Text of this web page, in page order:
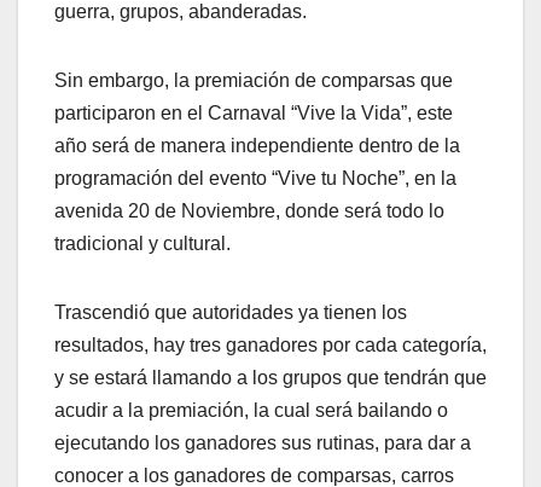
guerra, grupos, abanderadas.
Sin embargo, la premiación de comparsas que
participaron en el Carnaval “Vive la Vida”, este
año será de manera independiente dentro de la
programación del evento “Vive tu Noche”, en la
avenida 20 de Noviembre, donde será todo lo
tradicional y cultural.
Trascendió que autoridades ya tienen los
resultados, hay tres ganadores por cada categoría,
y se estará llamando a los grupos que tendrán que
acudir a la premiación, la cual será bailando o
ejecutando los ganadores sus rutinas, para dar a
conocer a los ganadores de comparsas, carros